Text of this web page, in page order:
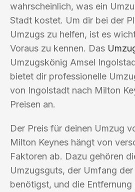
wahrscheinlich, was ein
Stadt kostet. Um dir bei der
Umzugs zu helfen, ist es
Voraus zu kennen. Das
Umzugskönig Amsel
bietet dir professionelle
von Ingolstadt nach Milton
Preisen an.
Der Preis für deinen Umzug
Milton Keynes hängt von
Faktoren ab. Dazu gehören
Umzugsguts, der Umfang
benötigst, und die